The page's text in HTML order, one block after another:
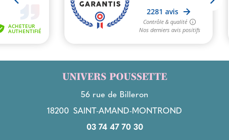
UNIVERS POUSSETTE
56 rue de Billeron
18200 SAINT-AMAND-MONTROND
03 74 47 70 30